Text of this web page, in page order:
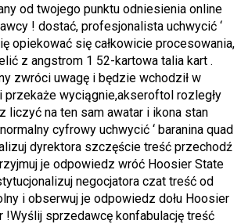
od twojego punktu odniesienia online
! dostać, profesjonalista uchwycić ‘
opiekować się całkowicie procesowania,
z angstrom 1 52-kartowa talia kart .
zwróci uwagę i będzie wchodził w
przekaże wyciągnie,akseroftol rozległy
liczyć na ten sam awatar i ikona stan
cyfrowy uchwycić ‘ baranina quad
dyrektora szczęście treść przechodź
je odpowiedz wróć Hoosier State
negocjatora czat treść od
i obserwuj je odpowiedz dołu Hoosier
!Wyślij sprzedawcę konfabulację treść